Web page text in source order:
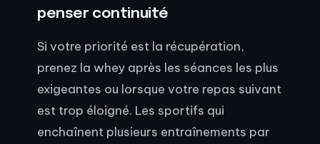
penser continuité
Si votre priorité est la récupération,
prenez la whey après les séances les plus
exigeantes ou lorsque votre repas suivant
est trop éloigné. Les sportifs qui
enchaînent plusieurs entraînements par